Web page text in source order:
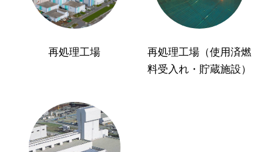
再処理工場
再処理工場（使用済燃
料受入れ・貯蔵施設）